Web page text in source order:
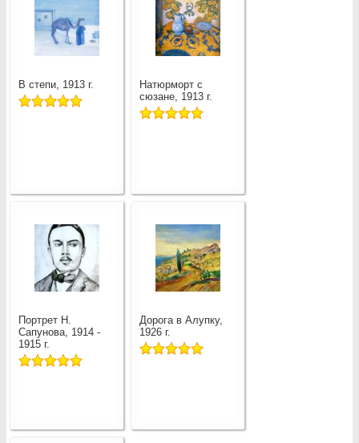
В степи, 1913 г.
Натюрморт с
сюзане, 1913 г.
Портрет Н.
Сапунова, 1914 -
1915 г.
Дорога в Алупку,
1926 г.